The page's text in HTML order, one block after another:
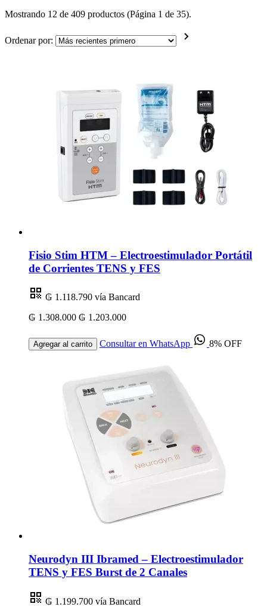
Mostrando 12 de 409 productos (Página 1 de 35).
Ordenar por:
Fisio Stim HTM – Electroestimulador Portátil
de Corrientes TENS y FES
₲ 1.118.790 vía Bancard
₲ 1.308.000 ₲ 1.203.000
Agregar al carrito Consultar en WhatsApp 8% OFF
Neurodyn III Ibramed – Electroestimulador
TENS y FES Burst de 2 Canales
₲ 1.199.700 vía Bancard